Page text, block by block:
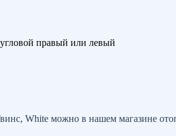
правый или левый
White можно в нашем магазине